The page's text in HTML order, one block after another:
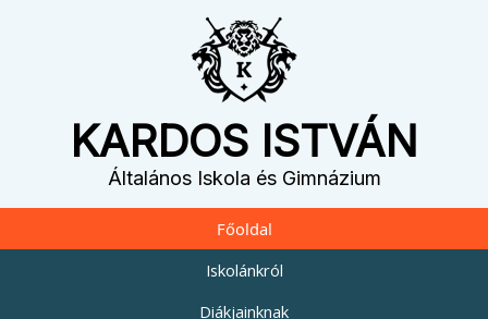
KARDOS ISTVÁN
Általános Iskola és Gimnázium
Főoldal
Iskolánkról
Diákjainknak